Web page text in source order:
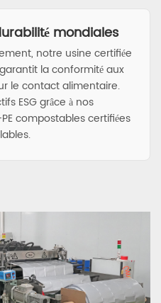
mondiales
notre usine certifiée
garantit la conformité aux
le contact alimentaire.
ESG grâce à nos
compostables certifiées